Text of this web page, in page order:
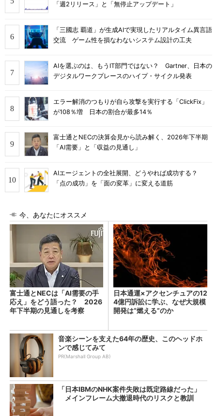
「週2リリース」と「無停止アップデート」
「三國志 覇道」が生成AIで実現したリアルタイム異言語
交流 ゲーム性を損なわないシステム設計の工夫
AIを選ぶのは、もうIT部門ではない？ Gartner、日本の
デジタルワークプレースのハイプ・サイクル発表
エラー解消のつもりが自ら攻撃を実行する「ClickFix」
が108％増 日本の割合が最多14％
富士通とNECの決算会見から読み解く、2026年下半期
「AI需要」と「収益の見通し」
AIエージェントの全社展開、どうやれば成功する？
「点の成功」を「面の変革」に変える道筋
今、あなたにオススメ
富士通とNECは「AI需要の手
応え」をどう語った？ 2026
年下半期の見通しを考察
日本通運×アクセンチュアの12
4億円訴訟に学ぶ、なぜ大規模
開発は“燃える”のか
音楽シーンを支えた64年の歴史、このヘッドホ
ンで感じてみて
PR(Marshall Group AB)
「日本IBMのNHK案件失敗は既定路線だった」
メインフレーム大撤退時代のリスクと教訓